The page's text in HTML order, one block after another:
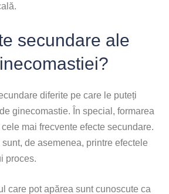
secundare ale
diferite pe care le puteți
ginecomastie. În special, formarea
mai frecvente efecte secundare.
de asemenea, printre efectele
proces.
care pot apărea sunt cunoscute ca